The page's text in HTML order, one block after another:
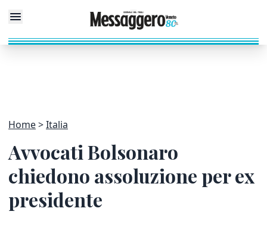
Home Italia
Avvocati Bolsonaro
chiedono assoluzione per ex
presidente